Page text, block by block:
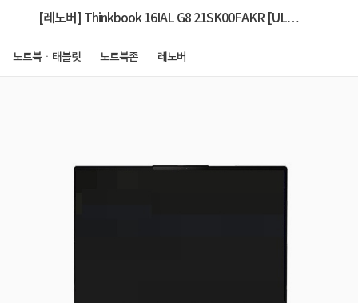
[레노버] Thinkbook 16IAL G8 21SK00FAKR [ULT5
노트북ㆍ태블릿 노트북존 레노버